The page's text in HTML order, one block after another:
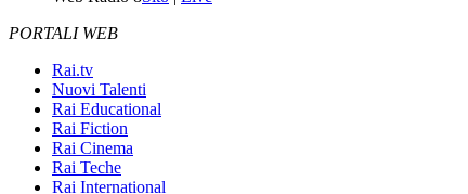
PORTALI WEB
Rai.tv
Nuovi Talenti
Rai Educational
Rai Fiction
Rai Cinema
Rai Teche
Rai International